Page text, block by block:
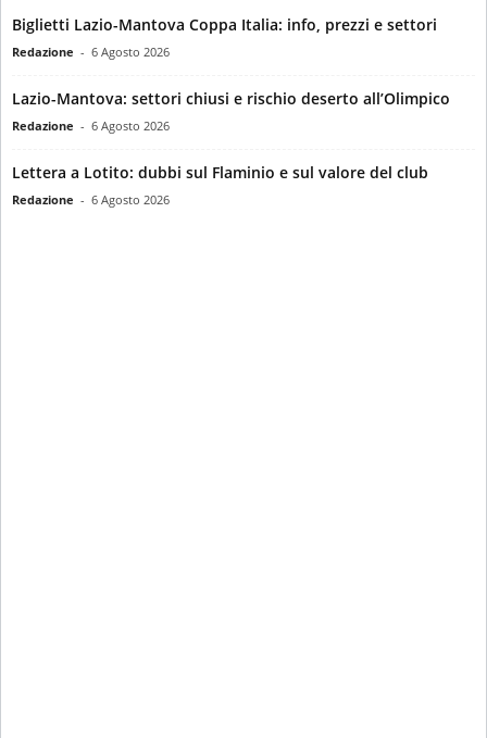
Biglietti Lazio-Mantova Coppa Italia: info, prezzi e settori
Redazione - 6 Agosto 2026
Lazio-Mantova: settori chiusi e rischio deserto all’Olimpico
Redazione - 6 Agosto 2026
Lettera a Lotito: dubbi sul Flaminio e sul valore del club
Redazione - 6 Agosto 2026